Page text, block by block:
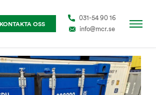
031-54 90 16
info@mcr.se
KONTAKTA OSS